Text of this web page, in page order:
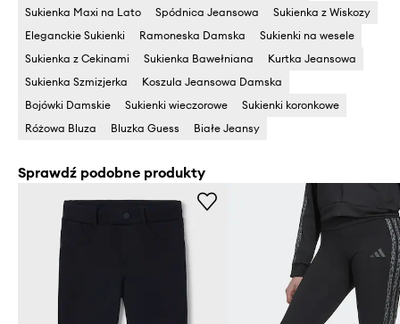
Sukienka Maxi na Lato
Spódnica Jeansowa
Sukienka z Wiskozy
Eleganckie Sukienki
Ramoneska Damska
Sukienki na wesele
Sukienka z Cekinami
Sukienka Bawełniana
Kurtka Jeansowa
Sukienka Szmizjerka
Koszula Jeansowa Damska
Bojówki Damskie
Sukienki wieczorowe
Sukienki koronkowe
Różowa Bluza
Bluzka Guess Białe Jeansy
Sprawdź podobne produkty